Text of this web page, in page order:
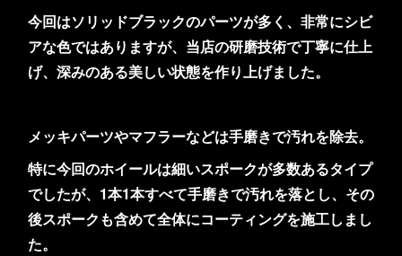
今回はソリッドブラックのパーツが多く、非常にシビ
アな色ではありますが、当店の研磨技術で丁寧に仕上
げ、深みのある美しい状態を作り上げました。
メッキパーツやマフラーなどは手磨きで汚れを除去。
特に今回のホイールは細いスポークが多数あるタイプ
でしたが、1本1本すべて手磨きで汚れを落とし、その
後スポークも含めて全体にコーティングを施工しまし
た。